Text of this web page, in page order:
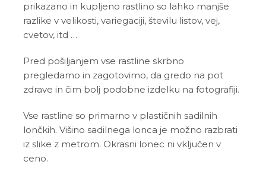
prikazano in kupljeno rastlino so lahko manjše
razlike v velikosti, variegaciji, številu listov, vej,
cvetov, itd …
Pred pošiljanjem vse rastline skrbno
pregledamo in zagotovimo, da gredo na pot
zdrave in čim bolj podobne izdelku na fotografiji.
Vse rastline so primarno v plastičnih sadilnih
lončkih. Višino sadilnega lonca je možno razbrati
iz slike z metrom. Okrasni lonec ni vključen v
ceno.